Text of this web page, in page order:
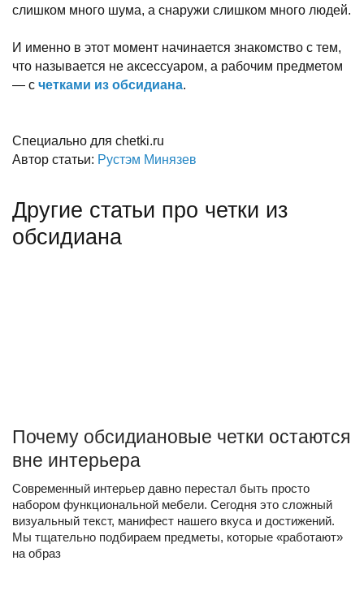
слишком много шума, а снаружи слишком много людей.
И именно в этот момент начинается знакомство с тем,
что называется не аксессуаром, а рабочим предметом
— с четками из обсидиана.
Специально для chetki.ru
Автор статьи: Рустэм Минязев
Другие статьи про четки из
обсидиана
Почему обсидиановые четки остаются
вне интерьера
Современный интерьер давно перестал быть просто
набором функциональной мебели. Сегодня это сложный
визуальный текст, манифест нашего вкуса и достижений.
Мы тщательно подбираем предметы, которые «работают»
на образ